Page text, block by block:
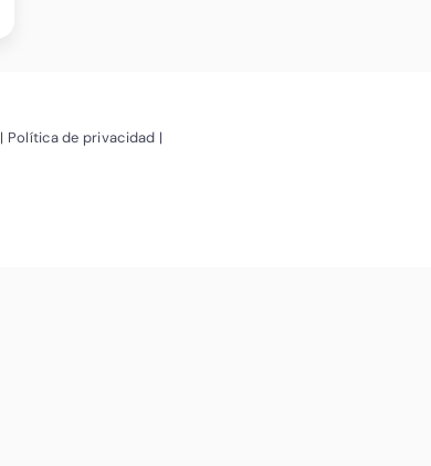
(Abrir nueva ventana)
Política de privacidad(Abrir nueva ventana)